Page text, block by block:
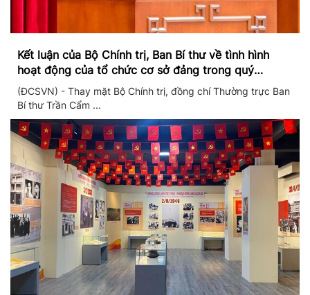
Kết luận của Bộ Chính trị, Ban Bí thư về tình hình
hoạt động của tổ chức cơ sở đảng trong quý
II/2026
(ĐCSVN) - Thay mặt Bộ Chính trị, đồng chí Thường trực Ban
Bí thư Trần Cẩm ...